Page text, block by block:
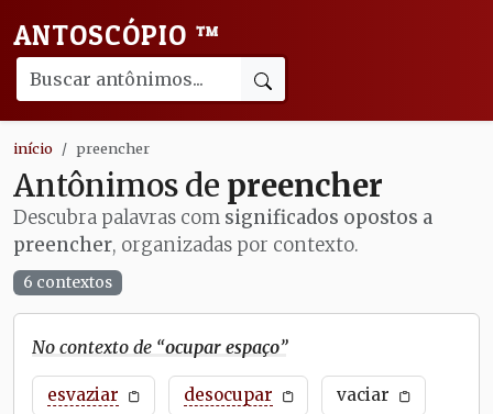
ANTOSCÓPIO ™
início preencher
Antônimos de preencher
Descubra palavras com significados opostos a
preencher, organizadas por contexto.
6 contextos
No contexto de “ocupar espaço”
esvaziar desocupar vaciar